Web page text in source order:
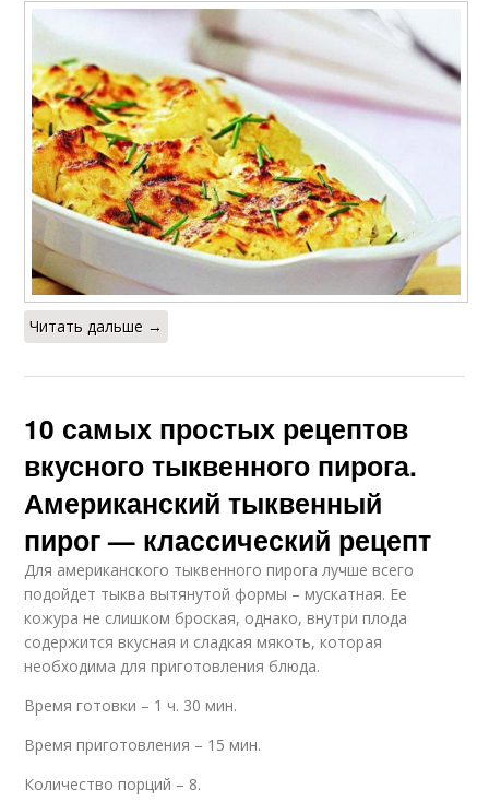
Читать дальше →
10 самых простых рецептов
вкусного тыквенного пирога.
Американский тыквенный
пирог — классический рецепт
Для американского тыквенного пирога лучше всего
подойдет тыква вытянутой формы – мускатная. Ее
кожура не слишком броская, однако, внутри плода
содержится вкусная и сладкая мякоть, которая
необходима для приготовления блюда.
Время готовки – 1 ч. 30 мин.
Время приготовления – 15 мин.
Количество порций – 8.